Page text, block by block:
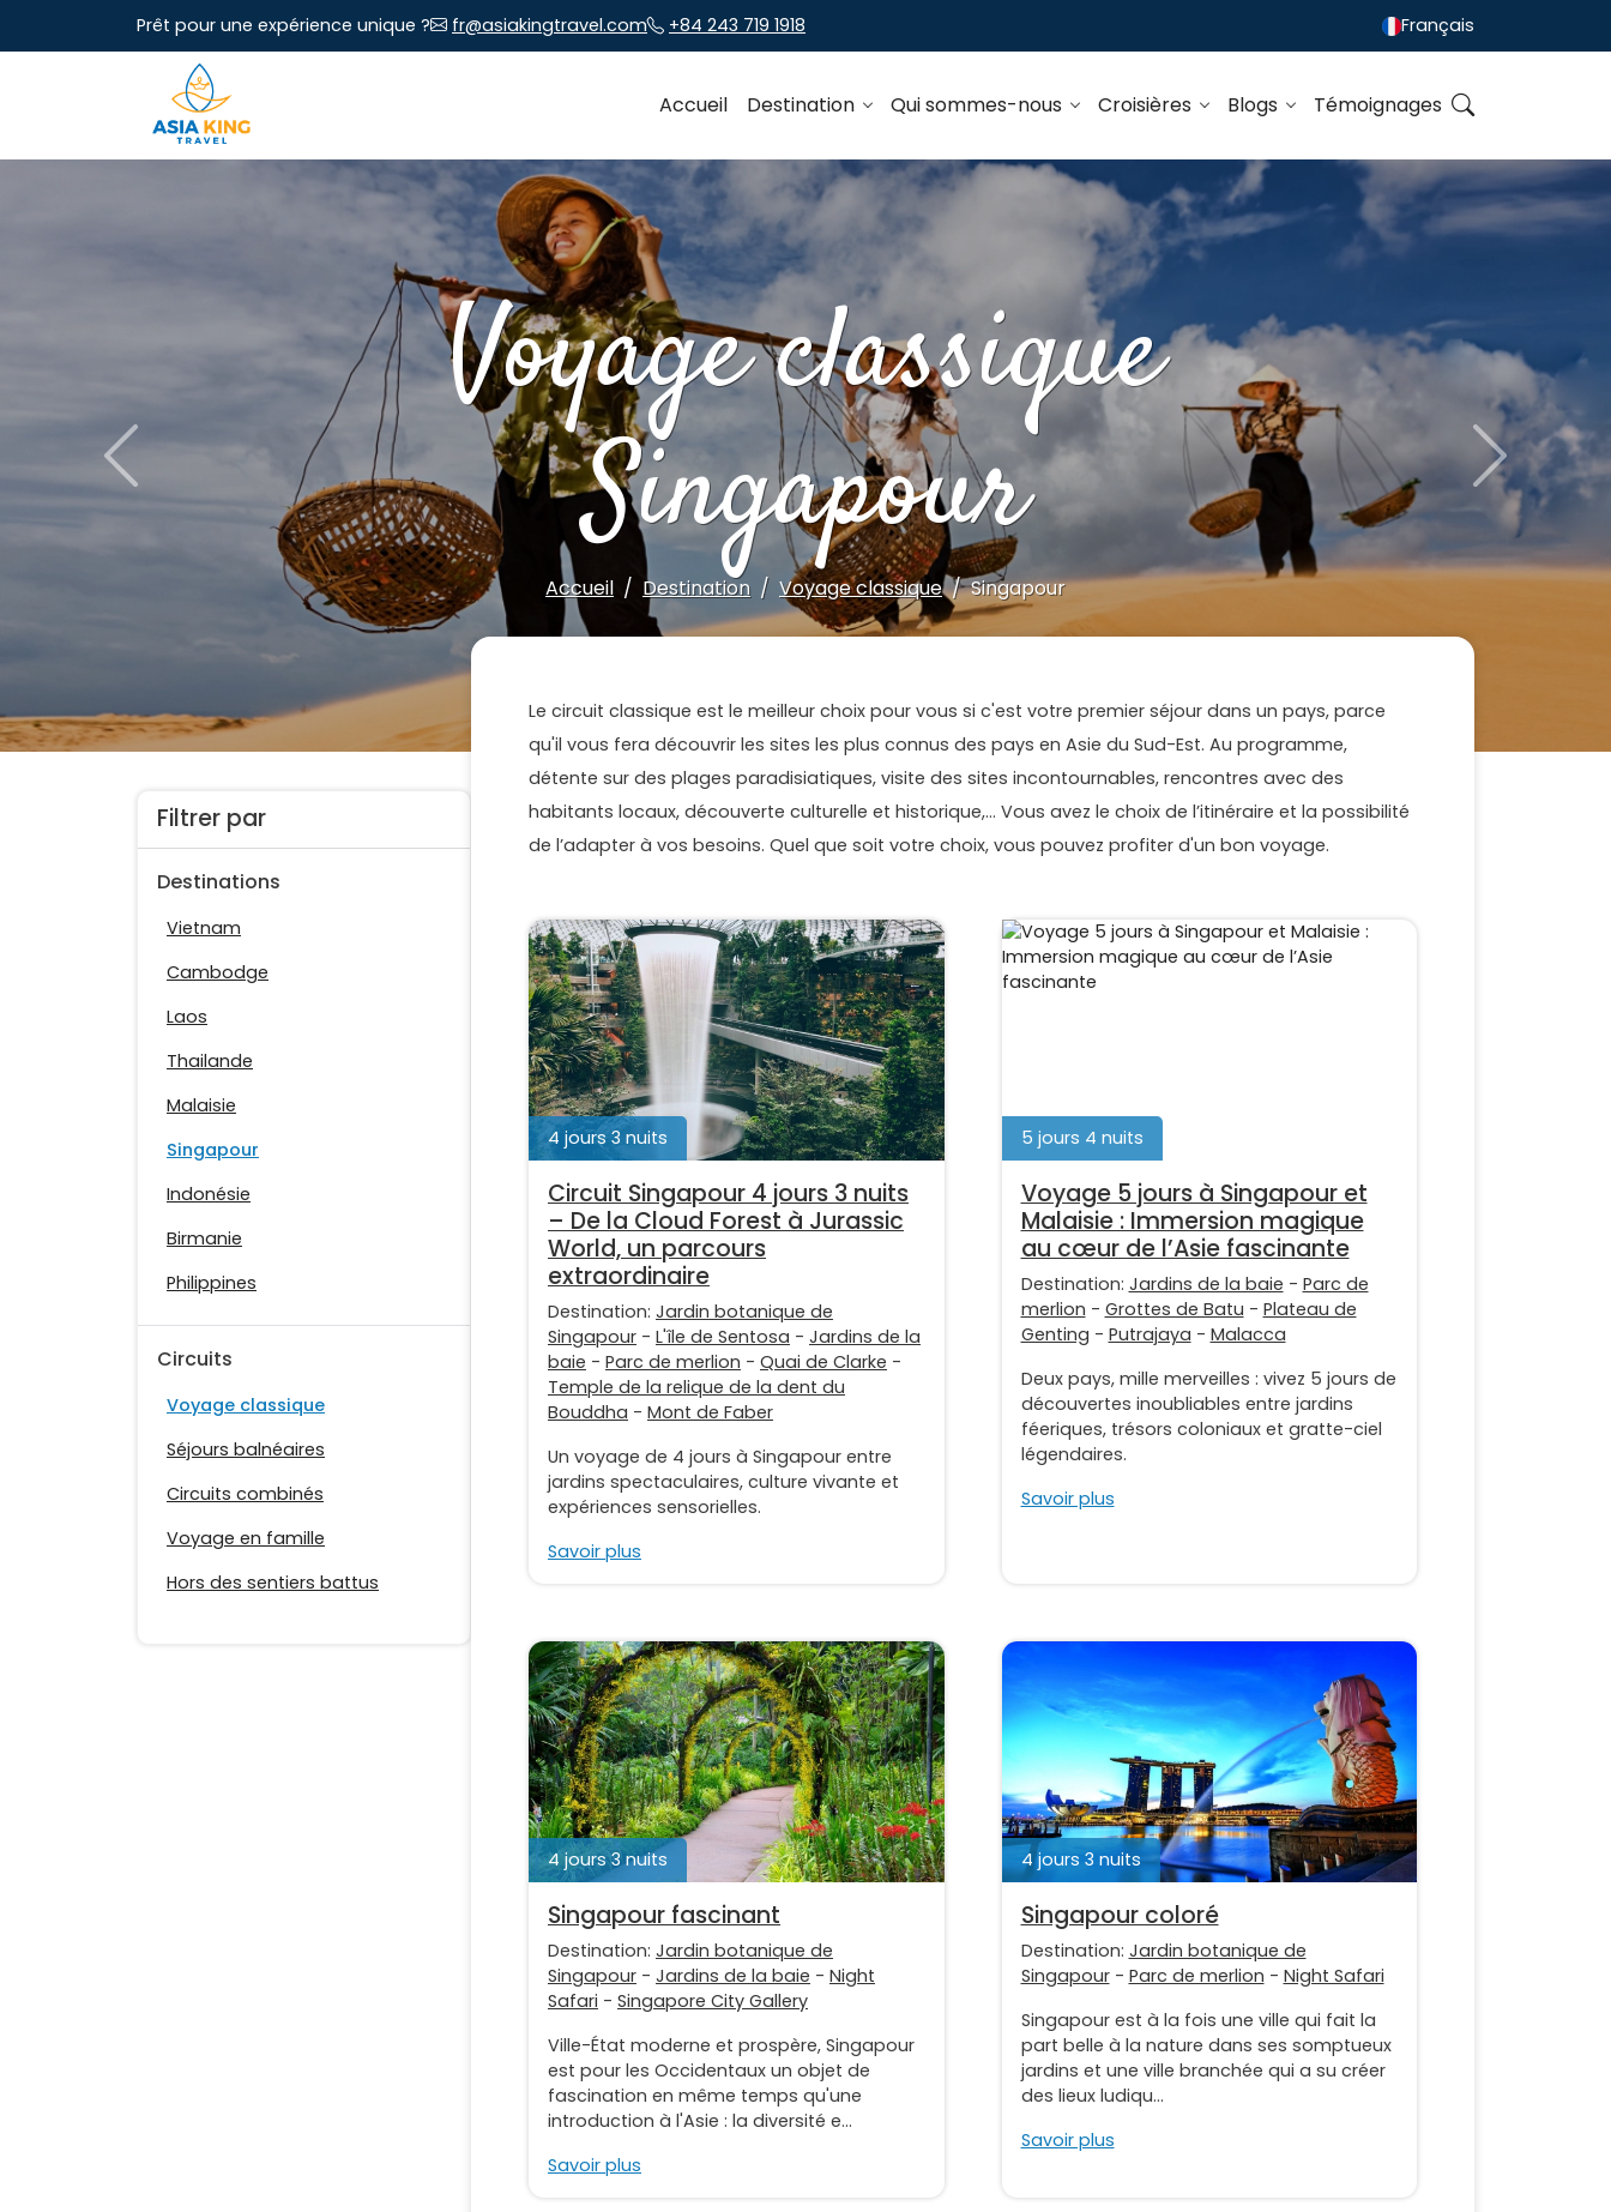
Prêt pour une expérience unique ? fr@asiakingtravel.com +84 243 719 1918 Français
Accueil Destination Qui sommes-nous Croisières Blogs Témoignages
Voyage classique
Singapour
Accueil Destination Voyage classique Singapour
Previous Next
Filtrer par
Destinations
Vietnam
Cambodge
Laos
Thailande
Malaisie
Singapour
Indonésie
Birmanie
Philippines
Circuits
Voyage classique
Séjours balnéaires
Circuits combinés
Voyage en famille
Hors des sentiers battus
Le circuit classique est le meilleur choix pour vous si c'est votre premier séjour dans un pays, parce
qu'il vous fera découvrir les sites les plus connus des pays en Asie du Sud-Est. Au programme,
détente sur des plages paradisiatiques, visite des sites incontournables, rencontres avec des
habitants locaux, découverte culturelle et historique,... Vous avez le choix de l’itinéraire et la possibilité
de l’adapter à vos besoins. Quel que soit votre choix, vous pouvez profiter d'un bon voyage.
4 jours 3 nuits
Circuit Singapour 4 jours 3 nuits
– De la Cloud Forest à Jurassic
World, un parcours
extraordinaire
Destination: Jardin botanique de
Singapour - L'île de Sentosa - Jardins de la
baie - Parc de merlion - Quai de Clarke -
Temple de la relique de la dent du
Bouddha - Mont de Faber
Un voyage de 4 jours à Singapour entre
jardins spectaculaires, culture vivante et
expériences sensorielles.
Savoir plus
5 jours 4 nuits
Voyage 5 jours à Singapour et
Malaisie : Immersion magique
au cœur de l’Asie fascinante
Destination: Jardins de la baie - Parc de
merlion - Grottes de Batu - Plateau de
Genting - Putrajaya - Malacca
Deux pays, mille merveilles : vivez 5 jours de
découvertes inoubliables entre jardins
féeriques, trésors coloniaux et gratte-ciel
légendaires.
Savoir plus
4 jours 3 nuits
Singapour fascinant
Destination: Jardin botanique de
Singapour - Jardins de la baie - Night
Safari - Singapore City Gallery
Ville-État moderne et prospère, Singapour
est pour les Occidentaux un objet de
fascination en même temps qu'une
introduction à l'Asie : la diversité e...
Savoir plus
4 jours 3 nuits
Singapour coloré
Destination: Jardin botanique de
Singapour- Parc de merlion - Night Safari
Singapour est à la fois une ville qui fait la
part belle à la nature dans ses somptueux
jardins et une ville branchée qui a su créer
des lieux ludiqu...
Savoir plus